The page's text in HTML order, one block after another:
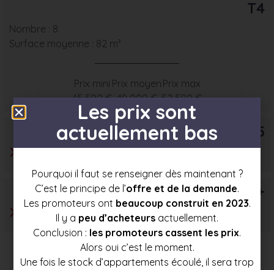
T4
Nombre : 8
Surface moyenne : 82 m²
Prix mini
45 500 €
Prix moyen
49 000 €
Prix max
52 500 €
T5
T6+
Les prix sont
actuellement bas
Pourquoi il faut se renseigner dès maintenant ?
C’est le principe de l’offre et de la demande.
Les promoteurs ont beaucoup construit en 2023.
Il y a peu d’acheteurs actuellement.
Conclusion : les promoteurs cassent les prix.
Alors oui c’est le moment.
Une fois le stock d’appartements écoulé, il sera trop